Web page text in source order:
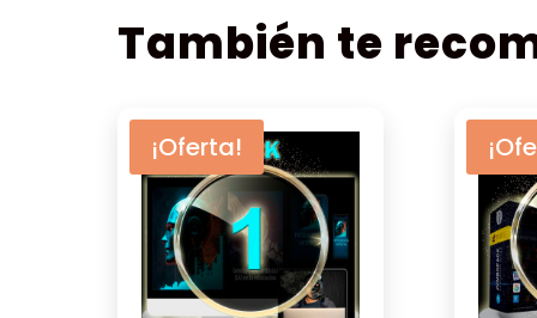
También te
¡Oferta!